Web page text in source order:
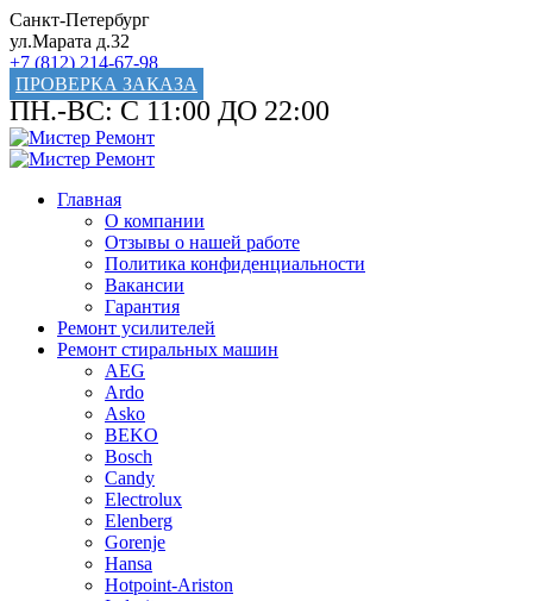
Санкт-Петербург
ул.Марата д.32
+7 (812) 214-67-98
ПРОВЕРКА ЗАКАЗА
ПН.-ВС: С 11:00 ДО 22:00
Главная
О компании
Отзывы о нашей работе
Политика конфиденциальности
Вакансии
Гарантия
Ремонт усилителей
Ремонт стиральных машин
AEG
Ardo
Asko
BEKO
Bosch
Candy
Electrolux
Elenberg
Gorenje
Hansa
Hotpoint-Ariston